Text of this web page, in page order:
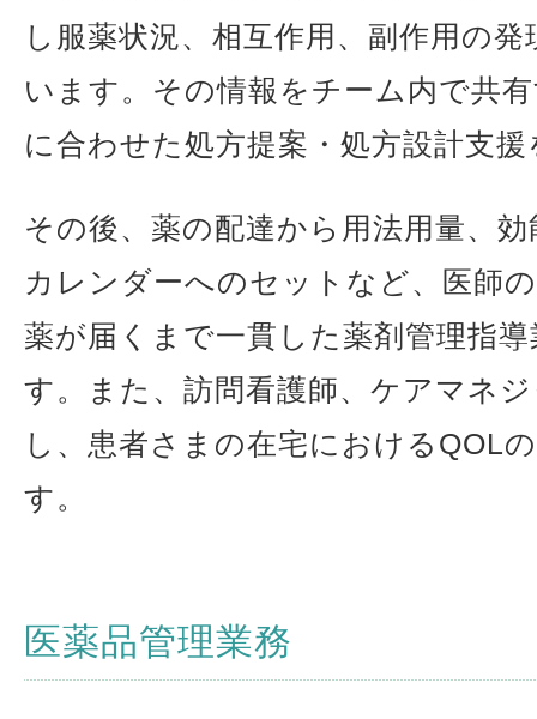
し服薬状況、相互作用、副作用の
います。その情報をチーム内で共
に合わせた処方提案・処方設計支
その後、薬の配達から用法用量、
カレンダーへのセットなど、医師
薬が届くまで一貫した薬剤管理指
す。また、訪問看護師、ケアマネ
し、患者さまの在宅における QOL
す。
医薬品管理業務